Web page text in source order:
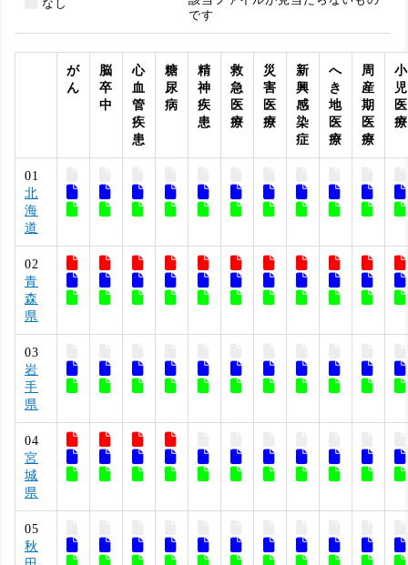
なし
です
が
ん
脳
卒
中
心
血
管
疾
患
糖
尿
病
精
神
疾
患
救
急
医
療
災
害
医
療
新
興
感
染
症
へ
き
地
医
療
周
産
期
医
療
小
児
医
療
01
北
海
道
02
青
森
県
03
岩
手
県
04
宮
城
県
05
秋